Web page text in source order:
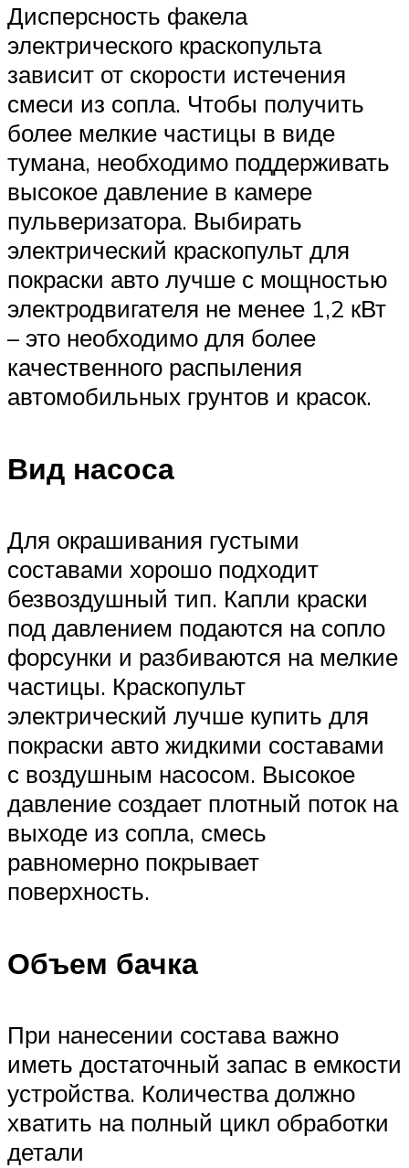
Дисперсность факела
электрического краскопульта
зависит от скорости истечения
смеси из сопла. Чтобы получить
более мелкие частицы в виде
тумана, необходимо поддерживать
высокое давление в камере
пульверизатора. Выбирать
электрический краскопульт для
покраски авто лучше с мощностью
электродвигателя не менее 1,2 кВт
– это необходимо для более
качественного распыления
автомобильных грунтов и красок.
Вид насоса
Для окрашивания густыми
составами хорошо подходит
безвоздушный тип. Капли краски
под давлением подаются на сопло
форсунки и разбиваются на мелкие
частицы. Краскопульт
электрический лучше купить для
покраски авто жидкими составами
с воздушным насосом. Высокое
давление создает плотный поток на
выходе из сопла, смесь
равномерно покрывает
поверхность.
Объем бачка
При нанесении состава важно
иметь достаточный запас в емкости
устройства. Количества должно
хватить на полный цикл обработки
детали